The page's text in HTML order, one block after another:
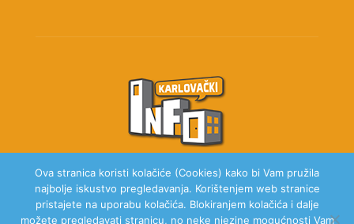
O NAMA
Ova stranica koristi kolačiće (Cookies) kako bi Vam pružila
najbolje iskustvo pregledavanja. Korištenjem web stranice
pristajete na uporabu kolačića. Blokiranjem kolačića i dalje
možete pregledavati stranicu, no neke njezine mogućnosti Vam